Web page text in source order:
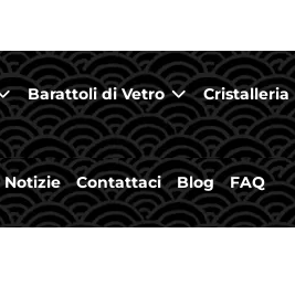
Barattoli di Vetro Cristalleria
Notizie Contattaci Blog FAQ